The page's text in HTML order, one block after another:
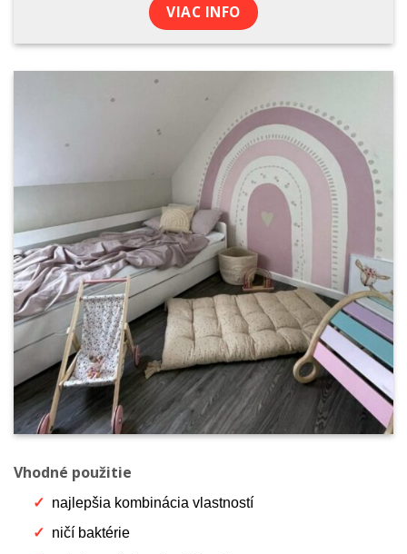
VIAC INFO
Vhodné použitie
najlepšia kombinácia vlastností
ničí baktérie